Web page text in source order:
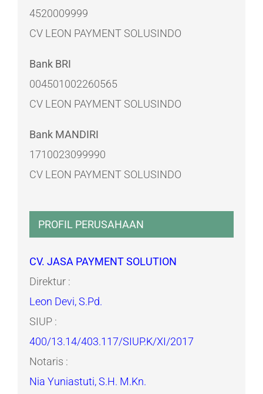
4520009999
CV LEON PAYMENT SOLUSINDO
Bank BRI
004501002260565
CV LEON PAYMENT SOLUSINDO
Bank MANDIRI
1710023099990
CV LEON PAYMENT SOLUSINDO
PROFIL PERUSAHAAN
CV. JASA PAYMENT SOLUTION
Direktur :
Leon Devi, S.Pd.
SIUP :
400/13.14/403.117/SIUP.K/XI/2017
Notaris :
Nia Yuniastuti, S.H. M.Kn.